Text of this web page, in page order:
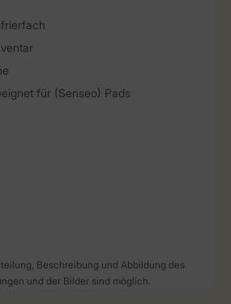
für (Senseo) Pads
Beschreibung und Abbildung des
und der Bilder sind möglich.